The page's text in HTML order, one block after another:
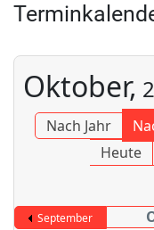
Oktober,
Nach Jahr
Heute
September